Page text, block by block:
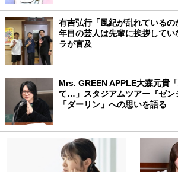
有吉弘行「風紀が乱れている
年目の芸人は先輩に挨拶して
ラが言及
Mrs. GREEN APPLE大森元貴
て…」スタジアムツアー『ゼン
「ダーリン」への思いを語る